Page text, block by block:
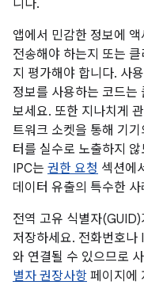
니다.
앱에서 민감한 정보에
전송해야 하는지 또는
지 평가해야 합니다. 사
정보를 사용하는 코드는
보세요. 또한 지나치게
트워크 소켓을 통해 기
터를 실수로 노출하지
IPC는 권한 요청 섹션에
데이터 유출의 특수한
전역 고유 식별자
저장하세요. 전화번호나
와 연결될 수 있으므로
별자 권장사항 페이지에